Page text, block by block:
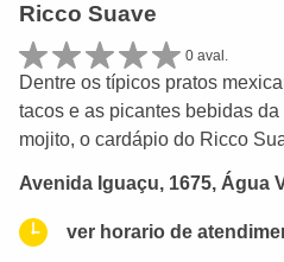
Ricco Suave
0 aval.
Dentre os típicos pratos
tacos e as picantes bebidas
mojito, o cardápio do Ricco
Avenida Iguaçu, 1675, Água
ver horario de